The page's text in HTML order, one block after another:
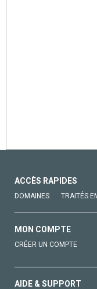
ACCÈS RAPIDES
DOMAINES TRAITÉS
MON COMPTE
CRÉER UN COMPTE
AIDE & SUPPORT